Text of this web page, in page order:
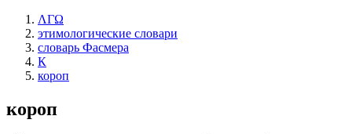
ΛΓΩ
этимологические словари
словарь Фасмера
К
короп
короп